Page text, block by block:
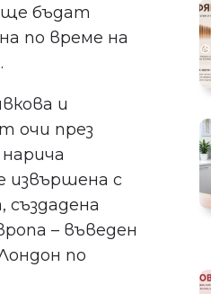
ще бъдат
по време на
и
очи през
извършена с
– въведен
по